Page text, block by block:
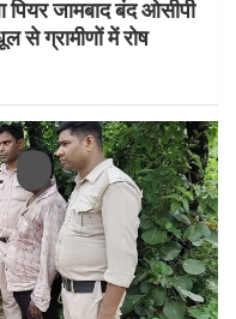
पियर जामबाद बंद ओसीपी
से ग्रामीणों में रोष